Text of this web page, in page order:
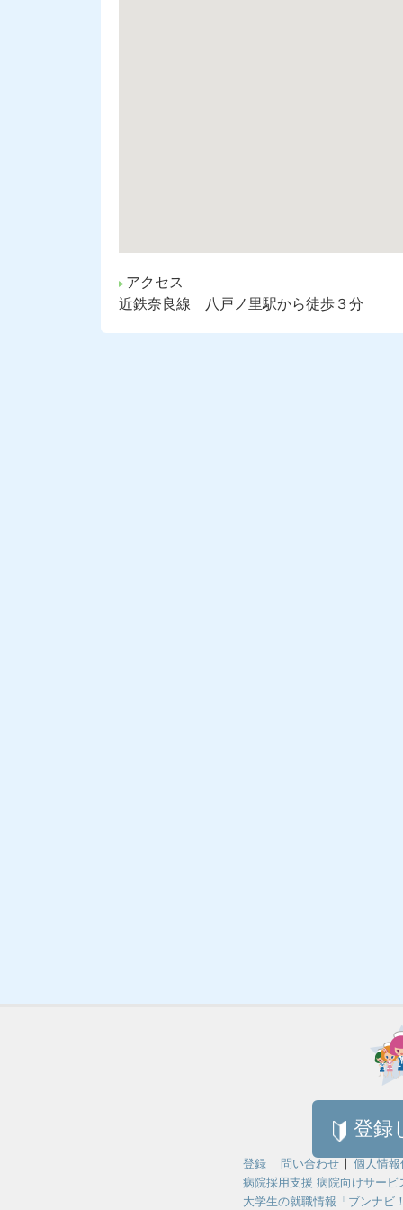
アクセス
近鉄奈良線 八戸ノ里駅から徒歩３分
登録
登録 問い合わせ
個人情
病院採用支援 病院向けサービ
大学生の就職情報「ブンナビ